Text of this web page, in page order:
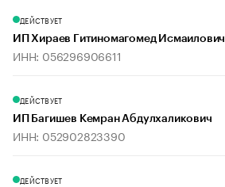
ДЕЙСТВУЕТ
ИП Хираев Гитиномагомед Исмаилович
ИНН: 056296906611
ДЕЙСТВУЕТ
ИП Багишев Кемран Абдулхаликович
ИНН: 052902823390
ДЕЙСТВУЕТ